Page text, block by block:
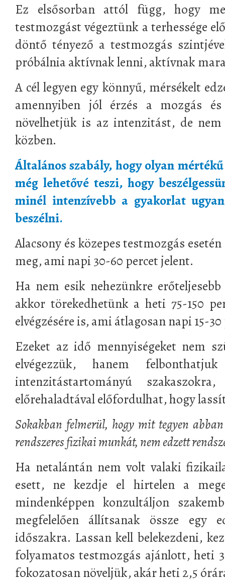
Ez elsősorban attól függ, hogy
testmozgást végeztünk a terhessége
döntő tényező a testmozgás
próbálnia aktívnak lenni, aktívnak
A cél legyen egy könnyű, mérsékelt
amennyiben jól érzés a mozgás
növelhetjük is az intenzitást, de
közben.
Általános szabály, hogy olyan
még lehetővé teszi, hogy
minél intenzívebb a gyakorlat
beszélni.
Alacsony és közepes testmozgás
meg, ami napi 30-60 percet jelent.
Ha nem esik nehezünkre
akkor törekedhetünk a heti 75-150
elvégzésére is, ami átlagosan napi 15-
Ezeket az idő mennyiségeket nem
elvégezzük, hanem
intenzitástartományú
előrehaladtával előfordulhat, hogy
Sokakban felmerül, hogy mit tegyen
rendszeres fizikai munkát, nem edzett
Ha netalántán nem volt valaki
esett, ne kezdje el hirtelen a
mindenképpen konzultáljon
megfelelően állítsanak össze egy
időszakra. Lassan kell belekezdeni,
folyamatos testmozgás ajánlott, heti
fokozatosan növeljük, akár heti 2,5